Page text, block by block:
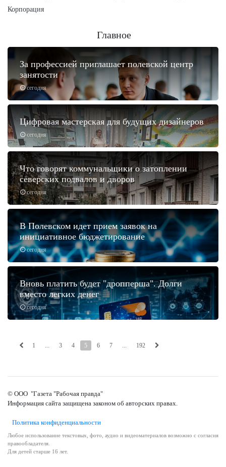
Корпорация
Главное
сегодня
За профессией приглашает полевской центр
занятости
сегодня
Цифровая мастерская для будущих дизайнеров
сегодня
Что говорят коммунальщики о затоплении
северских подвалов и дворов
сегодня
В Полевском идет прием заявок на
инициативное бюджетирование
сегодня
Вновь платить будет "дропперша". Долги
вместо легких денег
1 ... 3 4 5 6 7 ... 192
© ООО "Газета "Рабочая правда"
Информация сайта защищена законом об авторских правах.
Политика конфиденциальности
Любое использование текстовых, фото, аудио и видеоматериалов возможно с согласия
правообладателя.
Для детей старше 16 лет.